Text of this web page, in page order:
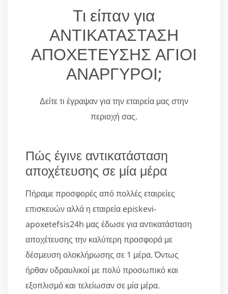
Τι είπαν για
ΑΝΤΙΚΑΤΑΣΤΑΣΗ
ΑΠΟΧΕΤΕΥΣΗΣ ΑΓΙΟΙ
ΑΝΑΡΓΥΡΟΙ;
Δείτε τι έγραψαν για την εταιρεία μας στην
περιοχή σας.
Πώς έγινε αντικατάσταση
αποχέτευσης σε μία μέρα
Πήραμε προσφορές από πολλές εταιρείες
επισκευών αλλά η εταιρεία episkevi-
apoxetefsis24h μας έδωσε για αντικατάσταση
αποχέτευσης την καλύτερη προσφορά με
δέσμευση ολοκλήρωσης σε 1 μέρα. Όντως
ήρθαν υδραυλικοί με πολύ προσωπικό και
εξοπλισμό και τελείωσαν σε μία μέρα.